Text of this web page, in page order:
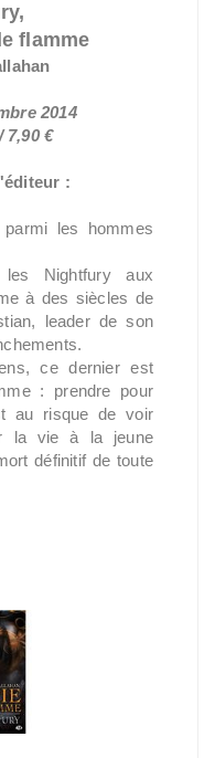
flamme
2014
7,90 €
:
les hommes
Nightfury aux
à des siècles de
leader de son
ce dernier est
: prendre pour
au risque de voir
la vie à la jeune
définitif de toute